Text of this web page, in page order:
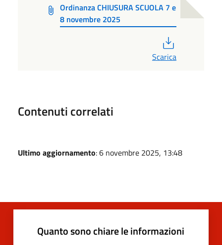
Ordinanza CHIUSURA SCUOLA 7 e
8 novembre 2025
Scarica
Contenuti correlati
Ultimo aggiornamento: 6 novembre 2025, 13:48
Quanto sono chiare le informazioni